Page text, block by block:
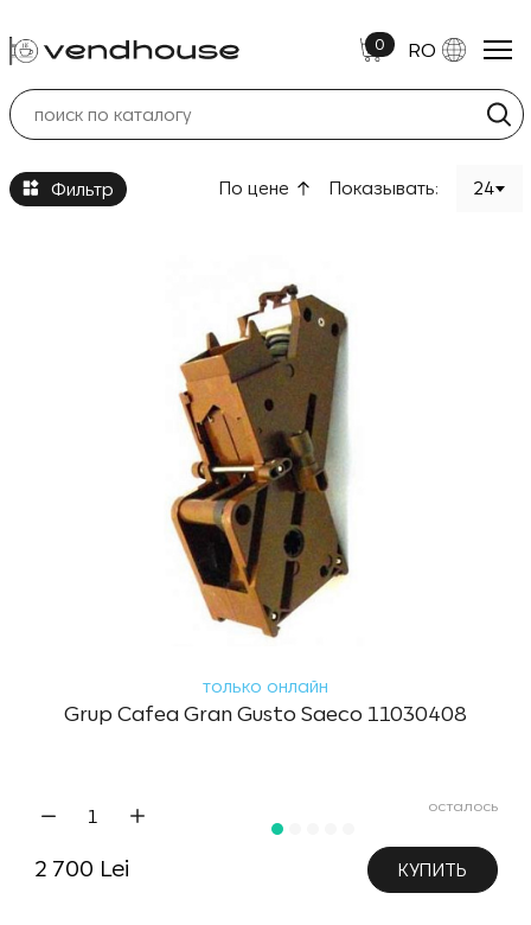
0 RO
Piese schimb
Фильтр По цене Показывать: 24
только онлайн
Grup Cafea Gran Gusto Saeco 11030408
осталось
2 700 Lei КУПИТЬ